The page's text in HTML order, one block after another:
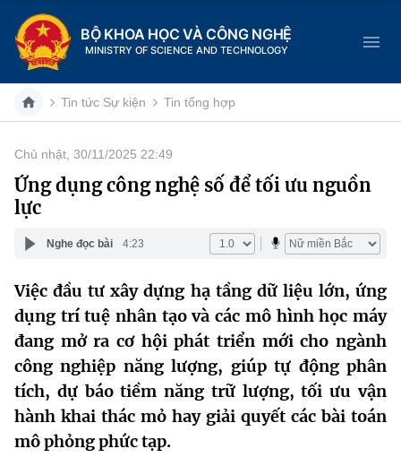
BỘ KHOA HỌC VÀ CÔNG NGHỆ
MINISTRY OF SCIENCE AND TECHNOLOGY
Danh mục
Trang chủ
Giới thiệu
Chức năng nhiệm vụ
Cơ cấu tổ chức
Lịch sử phát triển
Sở Khoa học và Công nghệ
Tin tức sự kiện
Khoa học và Công nghệ
Đổi mới sáng tạo
Dịch vụ công
Hệ thống văn bản
Văn bản QPPL
MST IOFFICE
Tin tức Sự kiện Tin tổng hợp
Chủ nhật, 30/11/2025 22:49
Ứng dụng công nghệ số để tối ưu nguồn
lực
Nghe đọc bài 4:23
Việc đầu tư xây dựng hạ tầng dữ liệu lớn, ứng
dụng trí tuệ nhân tạo và các mô hình học máy
đang mở ra cơ hội phát triển mới cho ngành
công nghiệp năng lượng, giúp tự động phân
tích, dự báo tiềm năng trữ lượng, tối ưu vận
hành khai thác mỏ hay giải quyết các bài toán
mô phỏng phức tạp.